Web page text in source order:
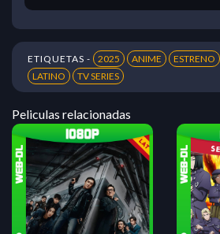
ETIQUETAS - 2025 ANIME ESTRENO
LATINO
TV SERIES
Peliculas relacionadas